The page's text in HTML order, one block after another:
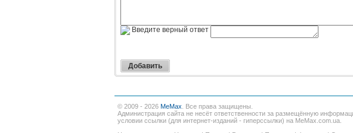
Введите верный ответ
© 2009 - 2026 MeMax . Все права защищены.
Администрация сайта не несёт ответственности за размещённую
условии ссылки (для интернет-изданий - гиперссылки) на MeMax.com.ua.